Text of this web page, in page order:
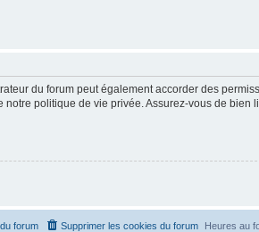
du forum peut également accorder des
politique de vie privée. Assurez-vous de bien
Heures au
Supprimer les cookies du forum
du forum